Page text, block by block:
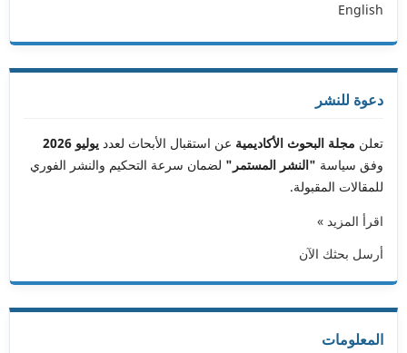
English
دعوة للنشر
تعلن مجلة البحوث الأكاديمية عن استقبال الأبحاث لعدد يوليو 2026
وفق سياسة "النشر المستمر" لضمان سرعة التحكيم والنشر الفوري
للمقالات المقبولة.
اقرأ المزيد »
أرسل بحثك الآن
المعلومات